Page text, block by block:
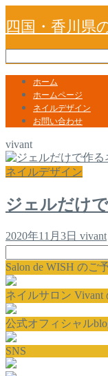
四国・香川県
ホーム
ホームページ
ネイルデザイン
お問い合わせ
vivant
ネイルデザイン
ジェルだけ
2020年11月3日 vivant
Salon de WISH のご
ネイルサロン Vivant
公式オフィシャル
SNS